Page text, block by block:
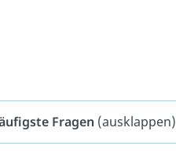
Fragen (ausklappen)